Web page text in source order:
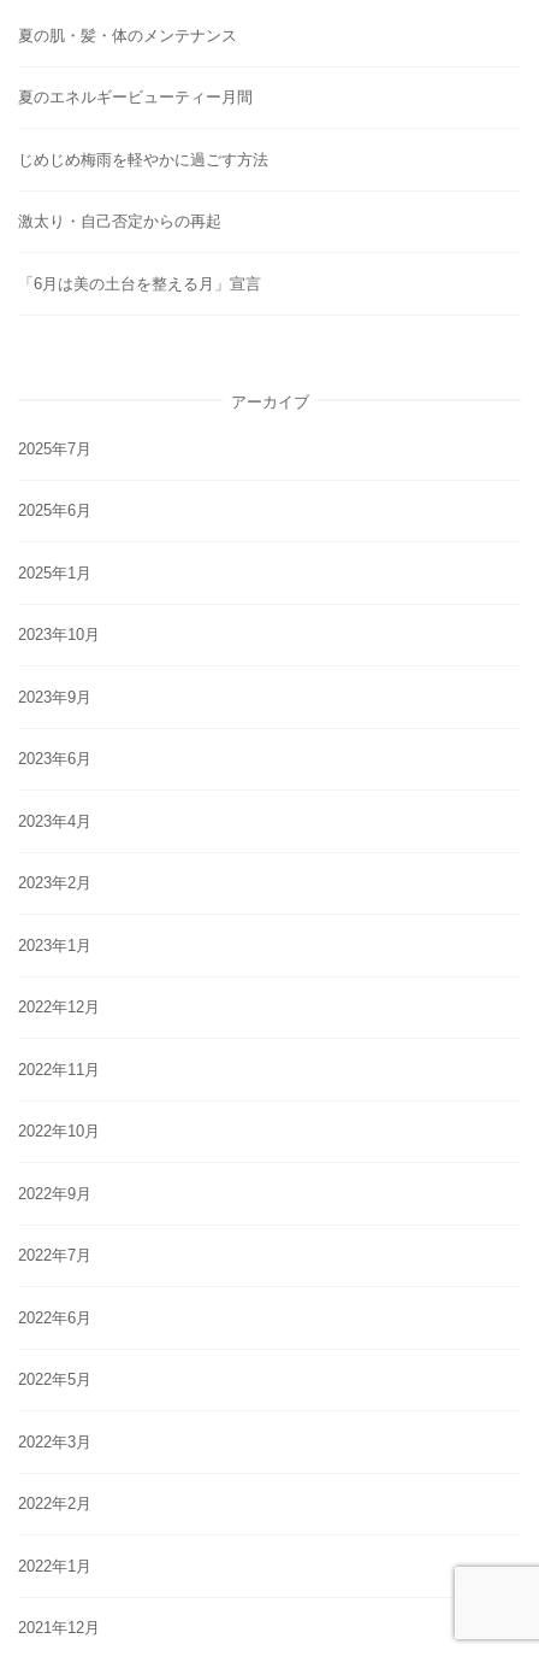
夏の肌・髪・体のメンテナンス
夏のエネルギービューティー月間
じめじめ梅雨を軽やかに過ごす方法
激太り・自己否定からの再起
「6月は美の土台を整える月」宣言
アーカイブ
2025年7月
2025年6月
2025年1月
2023年10月
2023年9月
2023年6月
2023年4月
2023年2月
2023年1月
2022年12月
2022年11月
2022年10月
2022年9月
2022年7月
2022年6月
2022年5月
2022年3月
2022年2月
2022年1月
2021年12月